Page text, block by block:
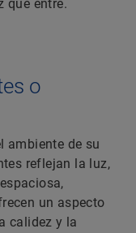
que entre.
o
ambiente de su
reflejan la luz,
un aspecto
calidez y la